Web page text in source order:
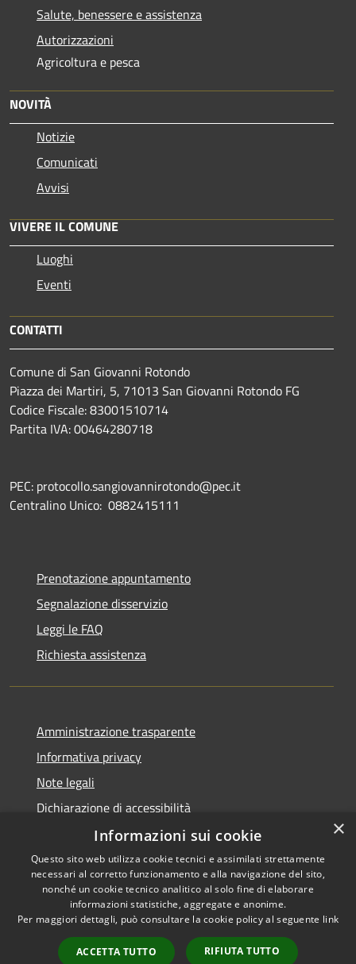
Salute, benessere e assistenza
Autorizzazioni
Agricoltura e pesca
NOVITÀ
Notizie
Comunicati
Avvisi
VIVERE IL COMUNE
Luoghi
Eventi
CONTATTI
Comune di San Giovanni Rotondo
Piazza dei Martiri, 5, 71013 San Giovanni Rotondo FG
Codice Fiscale: 83001510714
Partita IVA: 00464280718
PEC: protocollo.sangiovannirotondo@pec.it
Centralino Unico: 0882415111
Prenotazione appuntamento
Segnalazione disservizio
Leggi le FAQ
Richiesta assistenza
Amministrazione trasparente
Informativa privacy
Note legali
Dichiarazione di accessibilità
Accessibilità
Privacy
Copyright © 2026 • Comune di
San Giovanni Rotondo •
Powered byMunicipium •
Accesso redazione
×
Informazioni sui cookie
Questo sito web utilizza cookie tecnici e assimilati strettamente
necessari al corretto funzionamento e alla navigazione del sito,
nonché un cookie tecnico analitico al solo fine di elaborare
informazioni statistiche, aggregate e anonime.
Per maggiori dettagli, può consultare la cookie policy al seguente link
ACCETTA TUTTO RIFIUTA TUTTO